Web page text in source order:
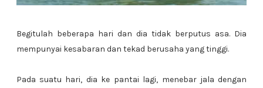
Begitulah beberapa hari dan dia tidak berputus asa. Dia
mempunyai kesabaran dan tekad berusaha yang tinggi.
Pada suatu hari, dia ke pantai lagi, menebar jala dengan